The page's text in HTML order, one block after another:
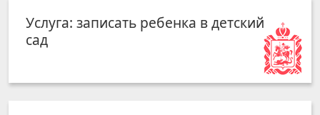
Услуга: записать ребенка в детский
сад